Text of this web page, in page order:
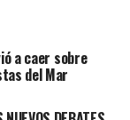
a caer sobre
del Mar